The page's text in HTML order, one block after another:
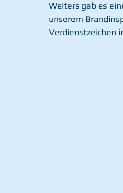
Weiters gab es
unserem
Verdienstzeichen